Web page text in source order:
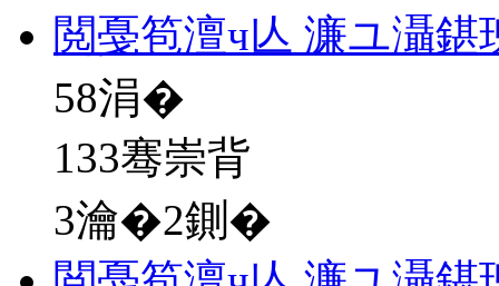
閲戞笣澶ч亾 濂ユ灄鍖
58涓�
133骞崇背
3瀹�2鍘�